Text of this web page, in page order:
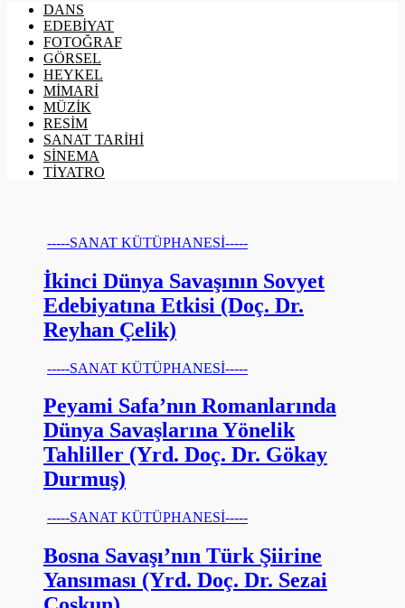
DANS
EDEBİYAT
FOTOĞRAF
GÖRSEL
HEYKEL
MİMARİ
MÜZİK
RESİM
SANAT TARİHİ
SİNEMA
TİYATRO
-----SANAT KÜTÜPHANESİ-----
İkinci Dünya Savaşının Sovyet
Edebiyatına Etkisi (Doç. Dr.
Reyhan Çelik)
-----SANAT KÜTÜPHANESİ-----
Peyami Safa’nın Romanlarında
Dünya Savaşlarına Yönelik
Tahliller (Yrd. Doç. Dr. Gökay
Durmuş)
-----SANAT KÜTÜPHANESİ-----
Bosna Savaşı’nın Türk Şiirine
Yansıması (Yrd. Doç. Dr. Sezai